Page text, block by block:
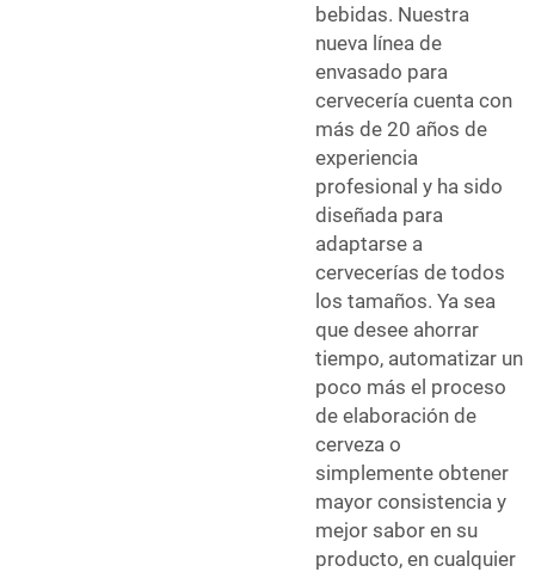
bebidas. Nuestra
nueva línea de
envasado para
cervecería cuenta con
más de 20 años de
experiencia
profesional y ha sido
diseñada para
adaptarse a
cervecerías de todos
los tamaños. Ya sea
que desee ahorrar
tiempo, automatizar un
poco más el proceso
de elaboración de
cerveza o
simplemente obtener
mayor consistencia y
mejor sabor en su
producto, en cualquier